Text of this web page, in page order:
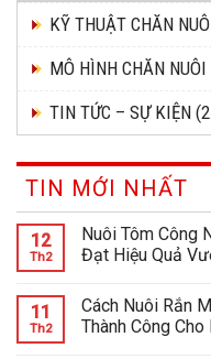
KỸ THUẬT CHĂN
MÔ HÌNH CHĂN NUÔI
TIN TỨC – SỰ KIỆN
TIN MỚI NHẤT
12
Th2
Nuôi Tôm Công
Đạt Hiệu Quả
11
Th2
Cách Nuôi Rắn
Thành Công